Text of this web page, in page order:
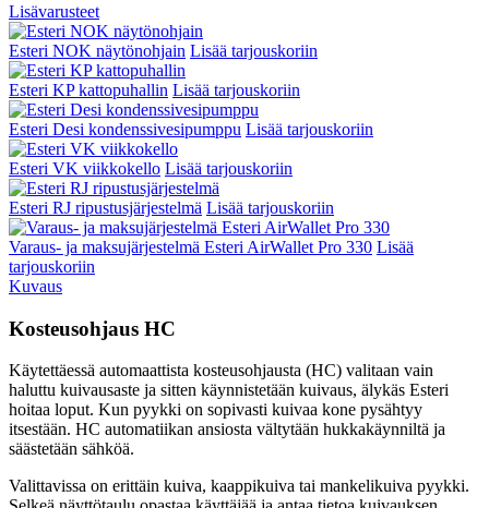
Lisävarusteet
Esteri NOK näytönohjain Lisää tarjouskoriin
Esteri KP kattopuhallin Lisää tarjouskoriin
Esteri Desi kondenssivesipumppu Lisää tarjouskoriin
Esteri VK viikkokello Lisää tarjouskoriin
Esteri RJ ripustusjärjestelmä Lisää tarjouskoriin
Varaus- ja maksujärjestelmä Esteri AirWallet Pro 330 Lisää
tarjouskoriin
Kuvaus
Kosteusohjaus HC
Käytettäessä automaattista kosteusohjausta (HC) valitaan vain
haluttu kuivausaste ja sitten käynnistetään kuivaus, älykäs Esteri
hoitaa loput. Kun pyykki on sopivasti kuivaa kone pysähtyy
itsestään. HC automatiikan ansiosta vältytään hukkakäynniltä ja
säästetään sähköä.
Valittavissa on erittäin kuiva, kaappikuiva tai mankelikuiva pyykki.